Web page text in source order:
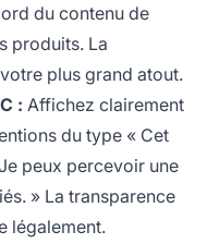
du contenu de
produits. La
plus grand atout.
: Affichez clairement
du type « Cet
peux percevoir une
» La transparence
légalement.